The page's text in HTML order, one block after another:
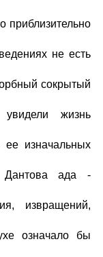
приблизительно
не есть
сокрытый
жизнь
изначальных
Дантова ада -
извращений,
означало бы